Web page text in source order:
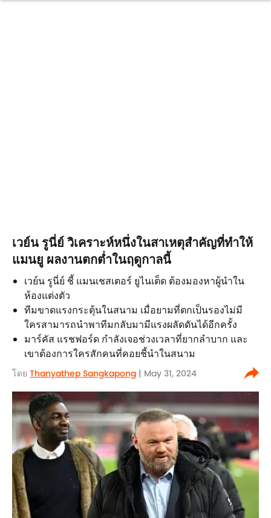
เวย์น รูนี่ย์ วิเคราะห์หนึ่งในสาเหตุสำคัญที่ทำให้
แมนยู ผลงานตกต่ำในฤดูกาลนี้
เวย์น รูนี่ย์ ชี้ แมนเชสเตอร์ ยูไนเต็ด ต้องมองหาผู้นำใน
ห้องแต่งตัว
ทีมขาดแรงกระตุ้นในสนาม เมื่อยามที่ตกเป็นรองไม่มี
ใครสามารถนำพาทีมกลับมามีแรงผลัดดันได้อีกครั้ง
มาร์คัส แรชฟอร์ด กำลังเจอช่วงเวลาที่ยากลำบาก และ
เขาต้องการใครสักคนที่คอยชี้นำในสนาม
โดย Thanyathep Sangkapong | May 31, 2024